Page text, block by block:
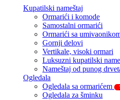
Kupatilski nameštaj
Ormarići i komode
Samostalni ormarići
Ormarići sa
Gornji delovi
Vertikale, visoki ormari
Luksuzni kupatilski
Nameštaj od punog
Ogledala
Ogledala sa ormarićem
Ogledala za šminku